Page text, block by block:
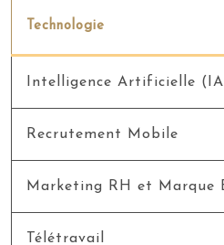
Technologie
Intelligence Artificielle
Recrutement Mobile
Marketing RH et Marque
Télétravail